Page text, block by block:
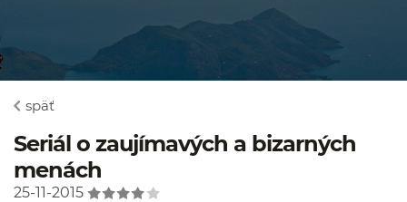
späť
Seriál o zaujímavých a bizarných
menách
25-11-2015